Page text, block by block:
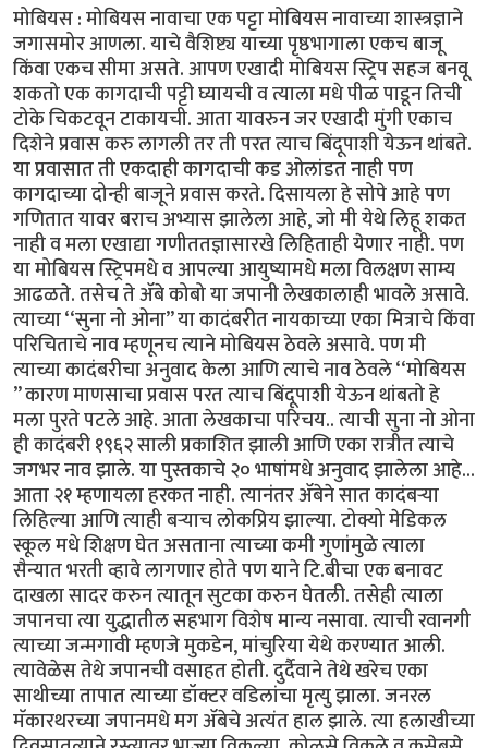
मोबियस : मोबियस नावाचा एक पट्टा मोबियस नावाच्या शास्त्रज्ञाने
जगासमोर आणला. याचे वैशिष्ट्य याच्या पृष्ठभागाला एकच बाजू
किंवा एकच सीमा असते. आपण एखादी मोबियस स्ट्रिप सहज बनवू
शकतो एक कागदाची पट्टी घ्यायची व त्याला मधे पीळ पाडून तिची
टोके चिकटवून टाकायची. आता यावरुन जर एखादी मुंगी एकाच
दिशेने प्रवास करु लागली तर ती परत त्याच बिंदूपाशी येऊन थांबते.
या प्रवासात ती एकदाही कागदाची कड ओलांडत नाही पण
कागदाच्या दोन्ही बाजूने प्रवास करते. दिसायला हे सोपे आहे पण
गणितात यावर बराच अभ्यास झालेला आहे, जो मी येथे लिहू शकत
नाही व मला एखाद्या गणीततज्ञासारखे लिहिताही येणार नाही. पण
या मोबियस स्ट्रिपमधे व आपल्या आयुष्यामधे मला विलक्षण साम्य
आढळते. तसेच ते ॲबे कोबो या जपानी लेखकालाही भावले असावे.
त्याच्या ‘‘सुना नो ओना’’ या कादंबरीत नायकाच्या एका मित्राचे किंवा
परिचिताचे नाव म्हणूनच त्याने मोबियस ठेवले असावे. पण मी
त्याच्या कादंबरीचा अनुवाद केला आणि त्याचे नाव ठेवले ‘‘मोबियस
’’ कारण माणसाचा प्रवास परत त्याच बिंदूपाशी येऊन थांबतो हे
मला पुरते पटले आहे. आता लेखकाचा परिचय.. त्याची सुना नो ओना
ही कादंबरी १९६२ साली प्रकाशित झाली आणि एका रात्रीत त्याचे
जगभर नाव झाले. या पुस्तकाचे २० भाषांमधे अनुवाद झालेला आहे...
आता २१ म्हणायला हरकत नाही. त्यानंतर ॲबेने सात कादंबऱ्या
लिहिल्या आणि त्याही बऱ्याच लोकप्रिय झाल्या. टोक्यो मेडिकल
स्कूल मधे शिक्षण घेत असताना त्याच्या कमी गुणांमुळे त्याला
सैन्यात भरती व्हावे लागणार होते पण याने टि.बीचा एक बनावट
दाखला सादर करुन त्यातून सुटका करुन घेतली. तसेही त्याला
जपानचा त्या युद्धातील सहभाग विशेष मान्य नसावा. त्याची रवानगी
त्याच्या जन्मगावी म्हणजे मुकडेन, मांचुरिया येथे करण्यात आली.
त्यावेळेस तेथे जपानची वसाहत होती. दुर्दैवाने तेथे खरेच एका
साथीच्या तापात त्याच्या डॉक्टर वडिलांचा मृत्यु झाला. जनरल
मॅकारथरच्या जपानमधे मग ॲबेचे अत्यंत हाल झाले. त्या हलाखीच्या